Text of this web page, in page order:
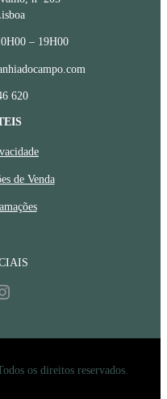
de Venda
– 19H00
620
os direitos reservados.